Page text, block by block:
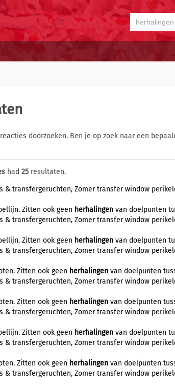
doorzoeken. Ben je op zoek naar een
had 25 resultaten.
& transfergeruchten, Zomer transfer window
Zitten ook geen herhalingen van doelpunten
& transfergeruchten, Zomer transfer window
Zitten ook geen herhalingen van doelpunten
& transfergeruchten, Zomer transfer window
Zitten ook geen herhalingen van doelpunten
& transfergeruchten, Zomer transfer window
Zitten ook geen herhalingen van doelpunten
& transfergeruchten, Zomer transfer window
Zitten ook geen herhalingen van doelpunten
& transfergeruchten, Zomer transfer window
Zitten ook geen herhalingen van doelpunten
& transfergeruchten, Zomer transfer window